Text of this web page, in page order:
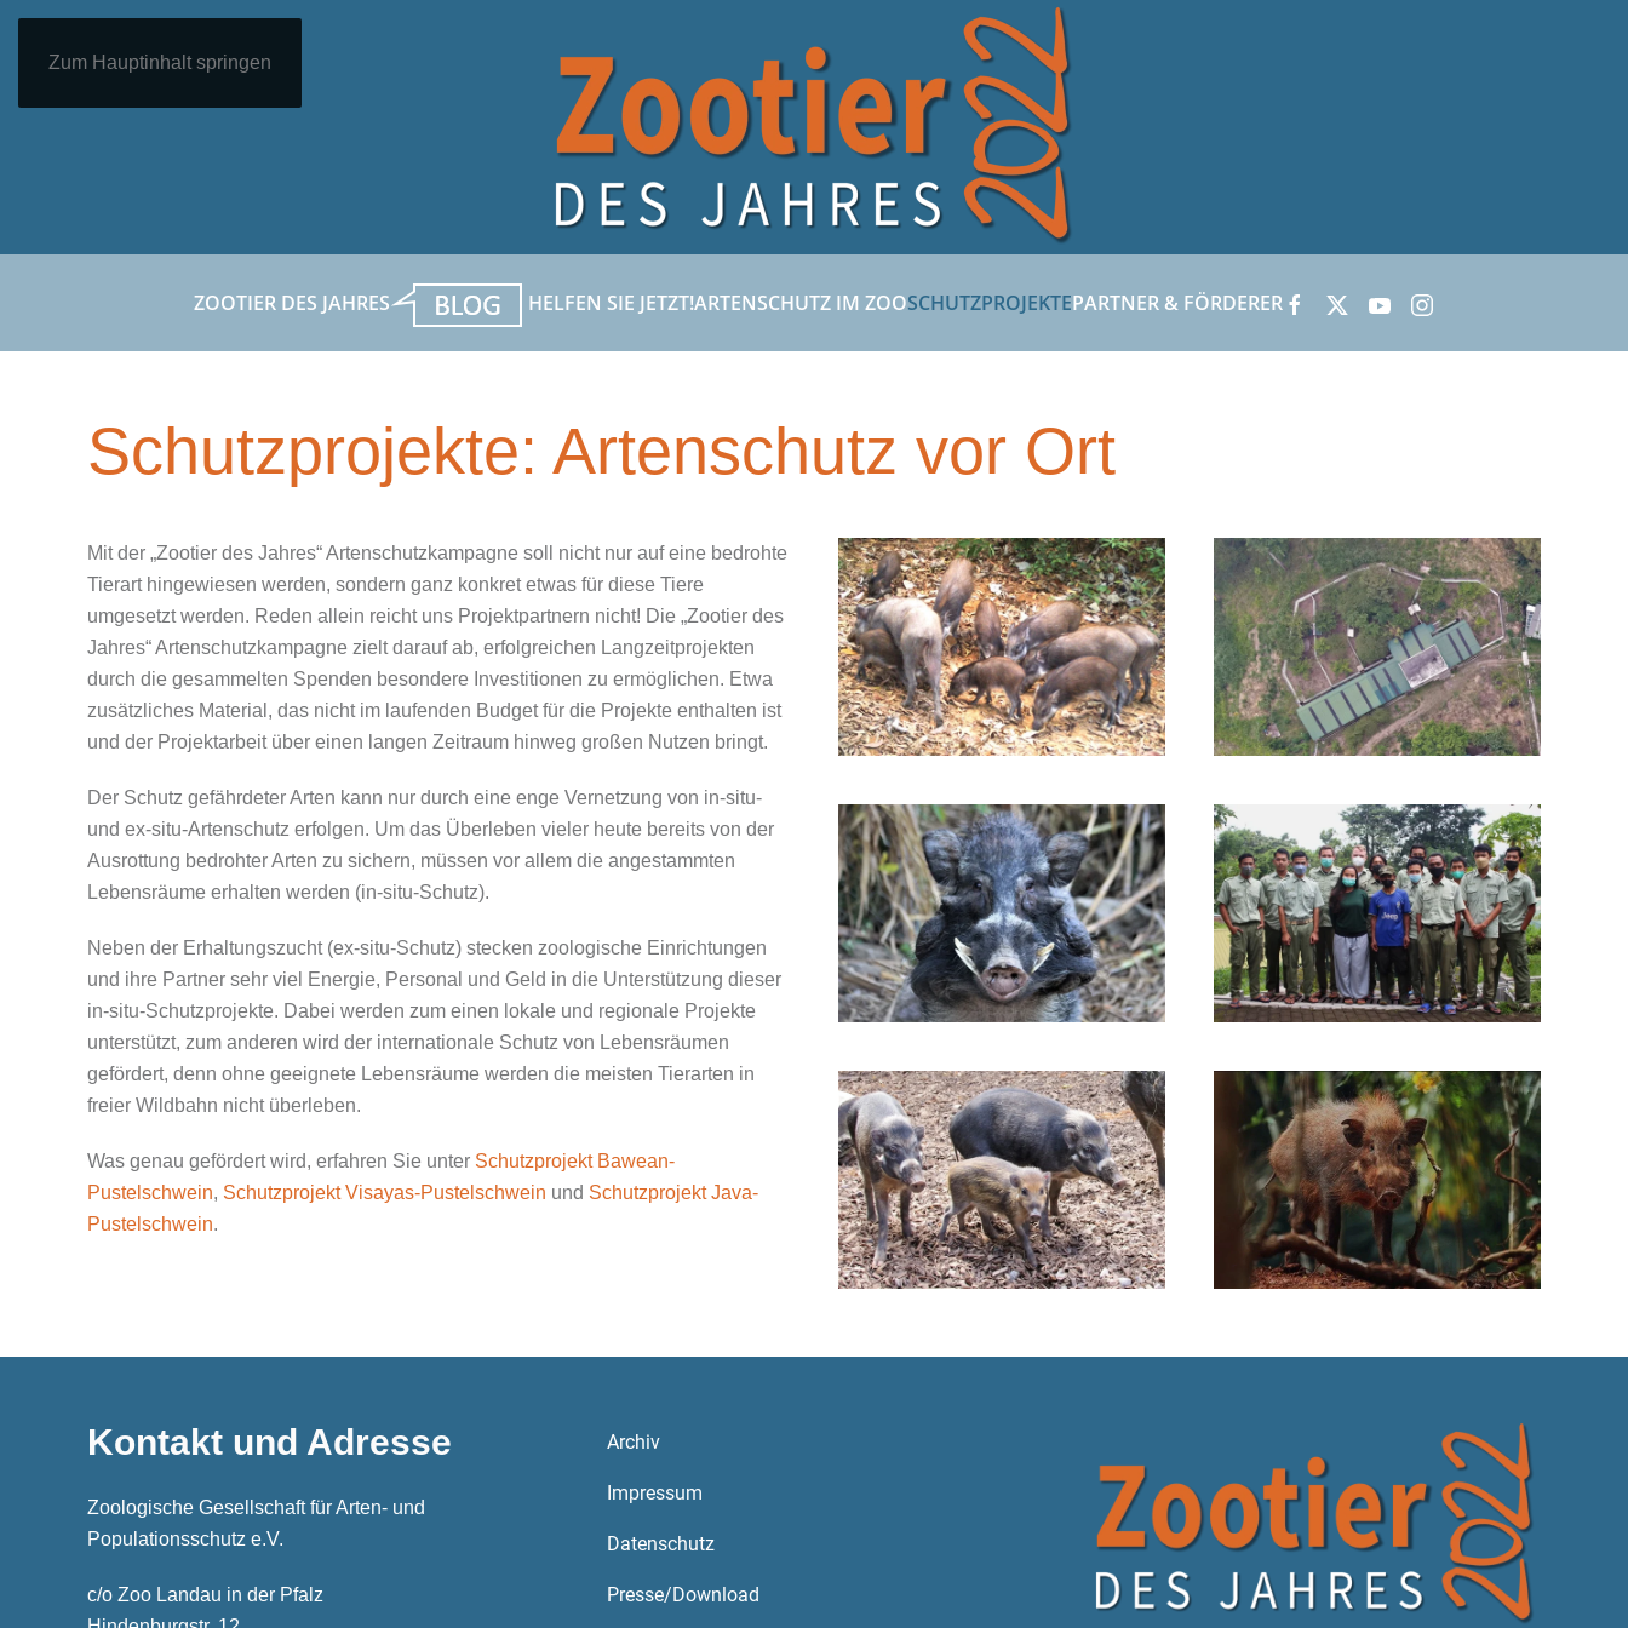
Zum Hauptinhalt springen
ZOOTIER DES JAHRES HELFEN SIE JETZT!ARTENSCHUTZ IM ZOOSCHUTZPROJEKTEPARTNER & FÖRDERER
Schutzprojekte: Artenschutz vor Ort
Mit der „Zootier des Jahres“ Artenschutzkampagne soll nicht nur auf eine bedrohte
Tierart hingewiesen werden, sondern ganz konkret etwas für diese Tiere
umgesetzt werden. Reden allein reicht uns Projektpartnern nicht! Die „Zootier des
Jahres“ Artenschutzkampagne zielt darauf ab, erfolgreichen Langzeitprojekten
durch die gesammelten Spenden besondere Investitionen zu ermöglichen. Etwa
zusätzliches Material, das nicht im laufenden Budget für die Projekte enthalten ist
und der Projektarbeit über einen langen Zeitraum hinweg großen Nutzen bringt.
Der Schutz gefährdeter Arten kann nur durch eine enge Vernetzung von in-situ-
und ex-situ-Artenschutz erfolgen. Um das Überleben vieler heute bereits von der
Ausrottung bedrohter Arten zu sichern, müssen vor allem die angestammten
Lebensräume erhalten werden (in-situ-Schutz).
Neben der Erhaltungszucht (ex-situ-Schutz) stecken zoologische Einrichtungen
und ihre Partner sehr viel Energie, Personal und Geld in die Unterstützung dieser
in-situ-Schutzprojekte. Dabei werden zum einen lokale und regionale Projekte
unterstützt, zum anderen wird der internationale Schutz von Lebensräumen
gefördert, denn ohne geeignete Lebensräume werden die meisten Tierarten in
freier Wildbahn nicht überleben.
Was genau gefördert wird, erfahren Sie unter Schutzprojekt Bawean-
Pustelschwein, Schutzprojekt Visayas-Pustelschwein und Schutzprojekt Java-
Pustelschwein.
Kontakt und Adresse
Zoologische Gesellschaft für Arten- und
Populationsschutz e.V.
c/o Zoo Landau in der Pfalz
Archiv
Impressum
Datenschutz
Presse/Download